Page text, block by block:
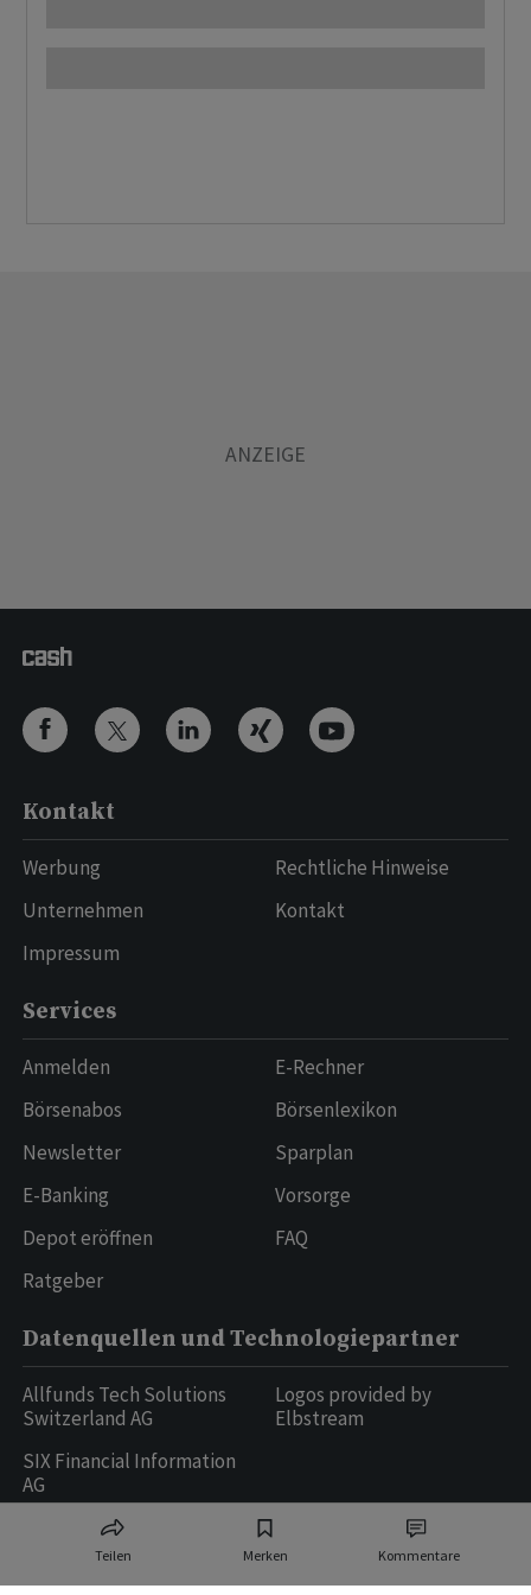
Teilen Merken Kommentare
Kontakt
Werbung
Unternehmen
Impressum
Rechtliche Hinweise
Kontakt
Services
Anmelden
Börsenabos
Newsletter
E-Banking
Depot eröffnen
Ratgeber
E-Rechner
Börsenlexikon
Sparplan
Vorsorge
FAQ
Datenquellen und Technologiepartner
Allfunds Tech Solutions
Switzerland AG
SIX Financial Information
AG
Logos provided by
Elbstream